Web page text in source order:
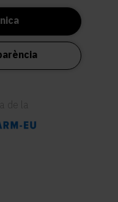
de la